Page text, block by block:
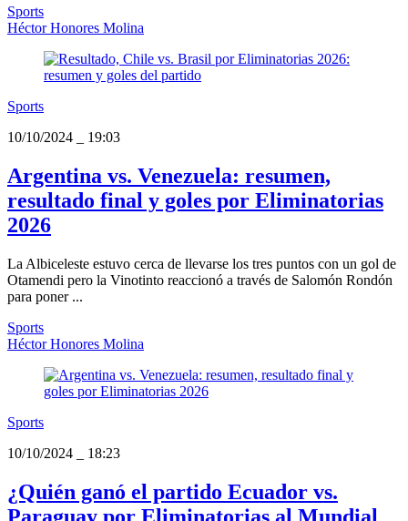
Sports
Héctor Honores Molina
Sports
10/10/2024
19:03
Argentina vs. Venezuela: resumen,
resultado final y goles por Eliminatorias
2026
La Albiceleste estuvo cerca de llevarse los tres puntos con un gol de
Otamendi pero la Vinotinto reaccionó a través de Salomón Rondón
para poner ...
Sports
Héctor Honores Molina
Sports
10/10/2024
18:23
¿Quién ganó el partido Ecuador vs.